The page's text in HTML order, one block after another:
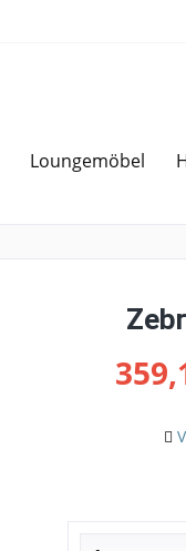
LoungemöbelÜber 20